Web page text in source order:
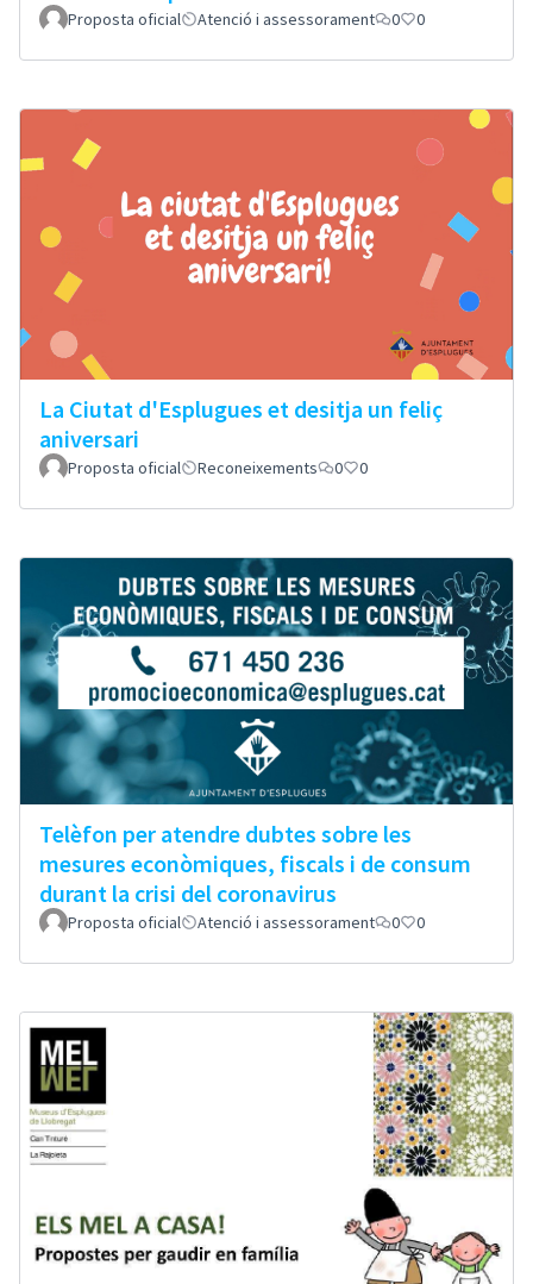
Proposta oficial Atenció i assessorament 0 0
La Ciutat d'Esplugues et desitja un feliç
aniversari
Proposta oficial Reconeixements 0 0
Telèfon per atendre dubtes sobre les
mesures econòmiques, fiscals i de consum
durant la crisi del coronavirus
Proposta oficial Atenció i assessorament 0 0